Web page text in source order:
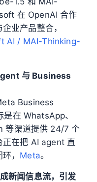
在 OpenAI 合作
业产品整合，
AI / MAI-Thinking-
与 Business
Business
在 WhatsApp、
等渠道提供 24/7 个
正在把 AI agent 直
， Meta。
新闻信息流，引发